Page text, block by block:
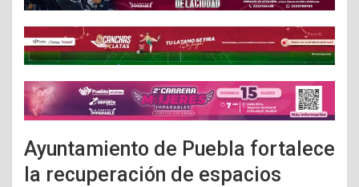
Ayuntamiento de Puebla fortalece
la recuperación de espacios